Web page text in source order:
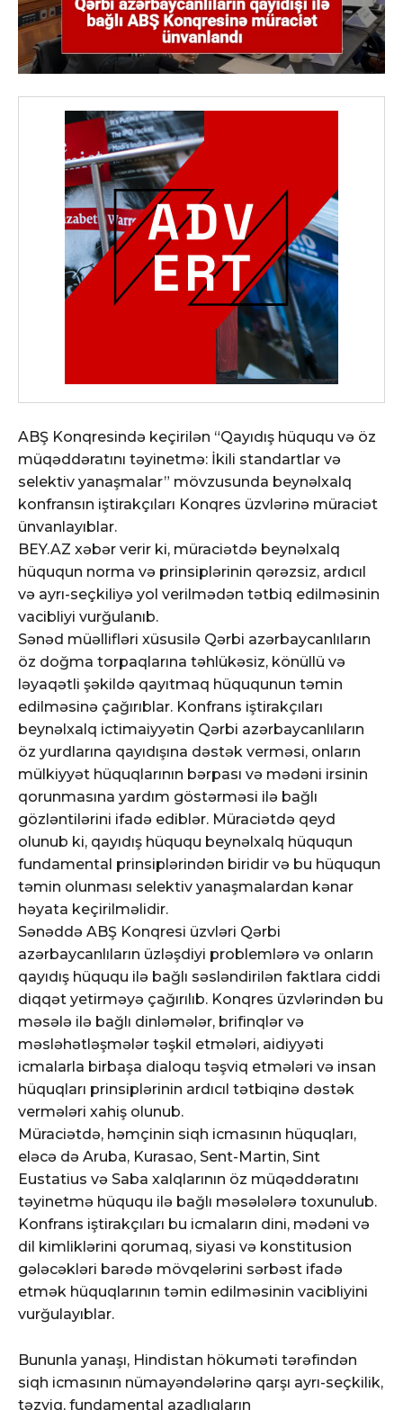
ABŞ Konqresində keçirilən “Qayıdış hüququ və öz
müqəddəratını təyinetmə: İkili standartlar və
selektiv yanaşmalar” mövzusunda beynəlxalq
konfransın iştirakçıları Konqres üzvlərinə müraciət
ünvanlayıblar.
BEY.AZ xəbər verir ki, müraciətdə beynəlxalq
hüququn norma və prinsiplərinin qərəzsiz, ardıcıl
və ayrı-seçkiliyə yol verilmədən tətbiq edilməsinin
vacibliyi vurğulanıb.
Sənəd müəllifləri xüsusilə Qərbi azərbaycanlıların
öz doğma torpaqlarına təhlükəsiz, könüllü və
ləyaqətli şəkildə qayıtmaq hüququnun təmin
edilməsinə çağırıblar. Konfrans iştirakçıları
beynəlxalq ictimaiyyətin Qərbi azərbaycanlıların
öz yurdlarına qayıdışına dəstək verməsi, onların
mülkiyyət hüquqlarının bərpası və mədəni irsinin
qorunmasına yardım göstərməsi ilə bağlı
gözləntilərini ifadə ediblər. Müraciətdə qeyd
olunub ki, qayıdış hüququ beynəlxalq hüququn
fundamental prinsiplərindən biridir və bu hüququn
təmin olunması selektiv yanaşmalardan kənar
həyata keçirilməlidir.
Sənəddə ABŞ Konqresi üzvləri Qərbi
azərbaycanlıların üzləşdiyi problemlərə və onların
qayıdış hüququ ilə bağlı səsləndirilən faktlara ciddi
diqqət yetirməyə çağırılıb. Konqres üzvlərindən bu
məsələ ilə bağlı dinləmələr, brifinqlər və
məsləhətləşmələr təşkil etmələri, aidiyyəti
icmalarla birbaşa dialoqu təşviq etmələri və insan
hüquqları prinsiplərinin ardıcıl tətbiqinə dəstək
vermələri xahiş olunub.
Müraciətdə, həmçinin siqh icmasının hüquqları,
eləcə də Aruba, Kurasao, Sent-Martin, Sint
Eustatius və Saba xalqlarının öz müqəddəratını
təyinetmə hüququ ilə bağlı məsələlərə toxunulub.
Konfrans iştirakçıları bu icmaların dini, mədəni və
dil kimliklərini qorumaq, siyasi və konstitusion
gələcəkləri barədə mövqelərini sərbəst ifadə
etmək hüquqlarının təmin edilməsinin vacibliyini
vurğulayıblar.
Bununla yanaşı, Hindistan hökuməti tərəfindən
siqh icmasının nümayəndələrinə qarşı ayrı-seçkilik,
təzyiq, fundamental azadlıqların